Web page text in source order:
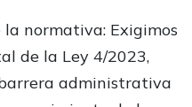
normativa: Exigimos
de la Ley 4/2023,
administrativa